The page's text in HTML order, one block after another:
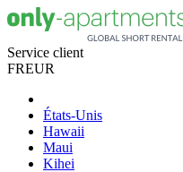
Service client
FREUR
États-Unis
Hawaii
Maui
Kihei